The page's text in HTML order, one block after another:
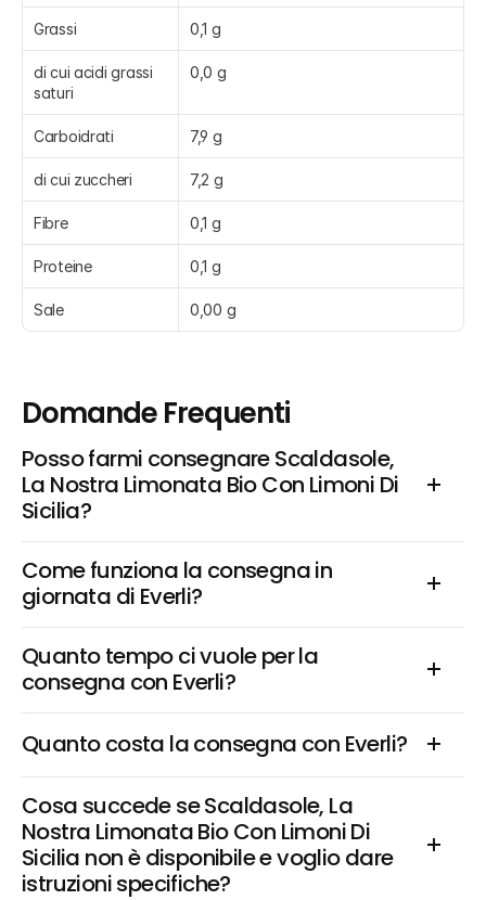
Grassi 0,1 g
di cui acidi grassi
saturi
0,0 g
Carboidrati 7,9 g
di cui zuccheri 7,2 g
Fibre 0,1 g
Proteine 0,1 g
Sale 0,00 g
Domande Frequenti
Posso farmi consegnare Scaldasole,
La Nostra Limonata Bio Con Limoni Di
Sicilia?
Come funziona la consegna in
giornata di Everli?
Quanto tempo ci vuole per la
consegna con Everli?
Quanto costa la consegna con Everli?
Cosa succede se Scaldasole, La
Nostra Limonata Bio Con Limoni Di
Sicilia non è disponibile e voglio dare
istruzioni specifiche?